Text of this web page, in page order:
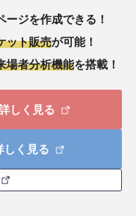
ジを作成できる！
ット販売が可能！
場者分析機能を搭載！
しく見る
しく見る